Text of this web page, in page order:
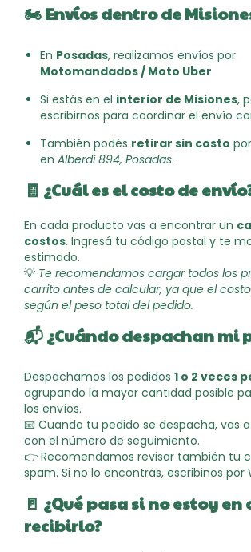
🏍️Envíos dentro de
En Posadas, realizamos envíos por
Motomandados / Moto Uber
Si estás en el interior de Misiones,
escribirnos para coordinar el envío
También podés retirar sin costo
en Alberdi 894, Posadas.
🧾 ¿Cuál es el costo de
En cada producto vas a encontrar un
costos. Ingresá tu código postal y te
estimado.
💡 Te recomendamos cargar todos los
carrito antes de calcular, ya que el
según el peso total del pedido.
📬¿Cuándo despachan mi
Despachamos los pedidos 1 o 2 veces
agrupando la mayor cantidad posible
los envíos.
📧 Cuando tu pedido se despacha, vas
con el número de seguimiento.
👉 Recomendamos revisar también tu
spam. Si no lo encontrás, escribinos por
🚪 ¿Qué pasa si no estoy en
recibirlo?